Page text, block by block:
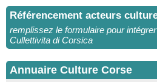
Référencement acteurs
remplissez le formulaire pour
Cullettivita di Corsica
Annuaire Culture Corse